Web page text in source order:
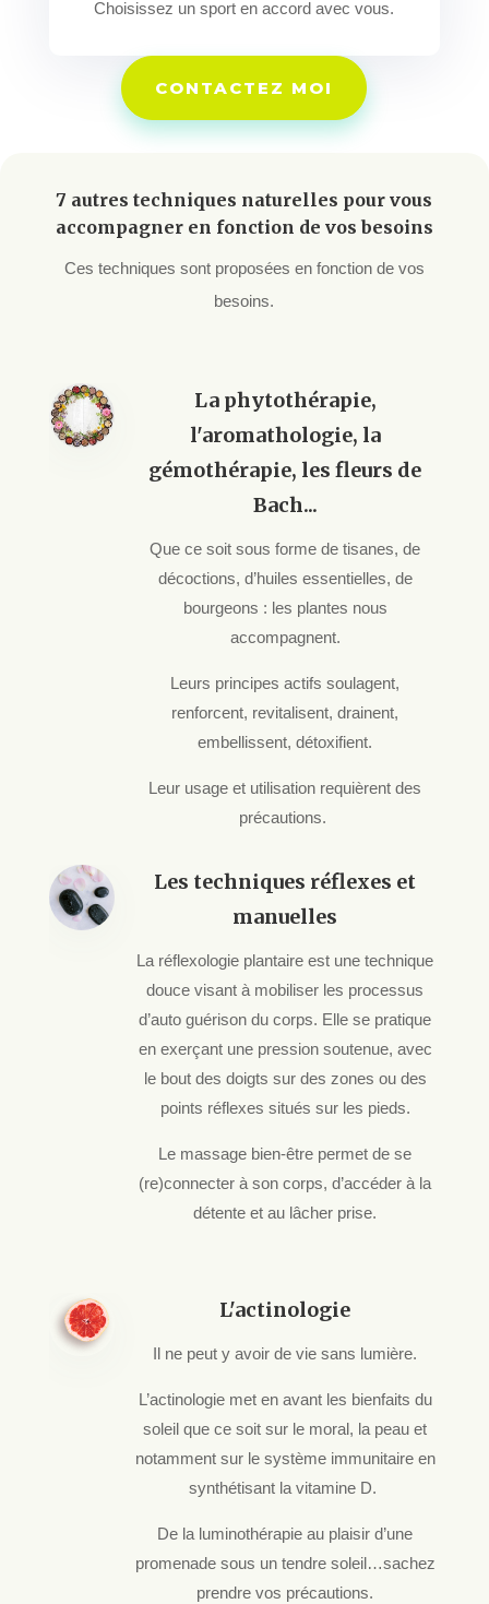
Choisissez un sport en accord avec vous.
CONTACTEZ MOI
7 autres techniques naturelles pour vous
accompagner en fonction de vos besoins
Ces techniques sont proposées en fonction de vos
besoins.
La phytothérapie,
l'aromathologie, la
gémothérapie, les fleurs de
Bach...
Que ce soit sous forme de tisanes, de
décoctions, d’huiles essentielles, de
bourgeons : les plantes nous
accompagnent.
Leurs principes actifs soulagent,
renforcent, revitalisent, drainent,
embellissent, détoxifient.
Leur usage et utilisation requièrent des
précautions.
Les techniques réflexes et
manuelles
La réflexologie plantaire est une technique
douce visant à mobiliser les processus
d’auto guérison du corps. Elle se pratique
en exerçant une pression soutenue, avec
le bout des doigts sur des zones ou des
points réflexes situés sur les pieds.
Le massage bien-être permet de se
(re)connecter à son corps, d’accéder à la
détente et au lâcher prise.
L'actinologie
Il ne peut y avoir de vie sans lumière.
L’actinologie met en avant les bienfaits du
soleil que ce soit sur le moral, la peau et
notamment sur le système immunitaire en
synthétisant la vitamine D.
De la luminothérapie au plaisir d’une
promenade sous un tendre soleil…sachez
prendre vos précautions.